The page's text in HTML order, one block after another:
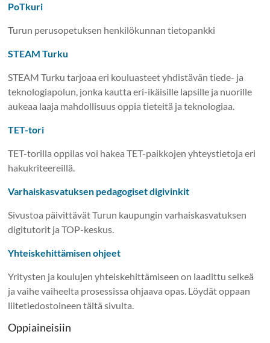
PoTkuri
Turun perusopetuksen henkilökunnan tietopankki
STEAM Turku
STEAM Turku tarjoaa eri kouluasteet yhdistävän tiede- ja
teknologiapolun, jonka kautta eri-ikäisille lapsille ja nuorille
aukeaa laaja mahdollisuus oppia tieteitä ja teknologiaa.
TET-tori
TET-torilla oppilas voi hakea TET-paikkojen yhteystietoja eri
hakukriteereillä.
Varhaiskasvatuksen pedagogiset digivinkit
Sivustoa päivittävät Turun kaupungin varhaiskasvatuksen
digitutorit ja TOP-keskus.
Yhteiskehittämisen ohjeet
Yritysten ja koulujen yhteiskehittämiseen on laadittu selkeä
ja vaihe vaiheelta prosessissa ohjaava opas. Löydät oppaan
liitetiedostoineen tältä sivulta.
Oppiaineisiin